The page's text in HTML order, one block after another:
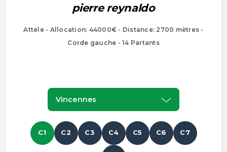
pierre reynaldo
Attele - Allocation: 44000€ - Distance: 2700 mètres -
Corde gauche - 14 Partants
Vincennes
C1 C2 C3 C4 C5 C6 C7